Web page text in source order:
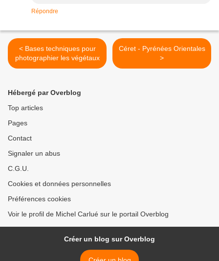
Répondre
< Bases techniques pour
photographier les végétaux
Céret - Pyrénées Orientales
>
Hébergé par Overblog
Top articles
Pages
Contact
Signaler un abus
C.G.U.
Cookies et données personnelles
Préférences cookies
Voir le profil de Michel Carlué sur le portail Overblog
Créer un blog sur Overblog